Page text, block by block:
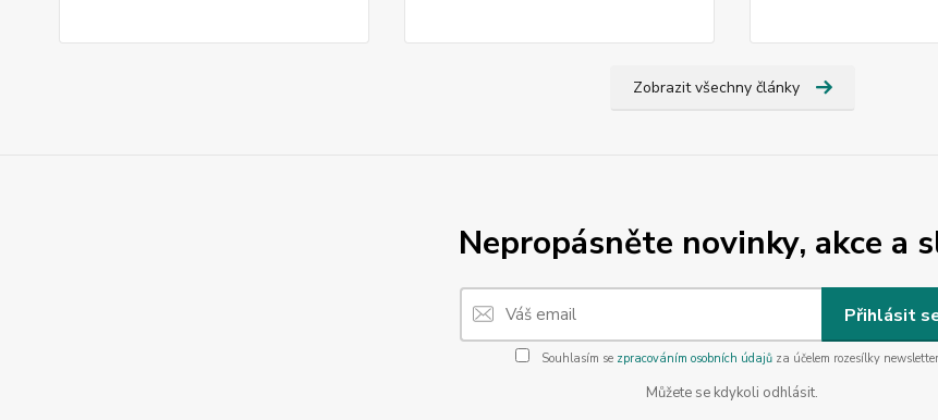
Zobrazit všechny články
Nepropásněte novinky, akce a
Přihlásit
Souhlasím se zpracováním osobních údajůza účelem rozesílky
Můžete se kdykoli odhlásit.